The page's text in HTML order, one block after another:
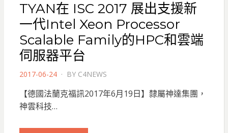
TYAN在 ISC 2017 展出支援新
一代Intel Xeon Processor
Scalable Family的HPC和雲端
伺服器平台
POSTED
2017-06-24 BY C4NEWS
【德國法蘭克福訊2017年6月19日】隸屬神達集團，
神雲科技…